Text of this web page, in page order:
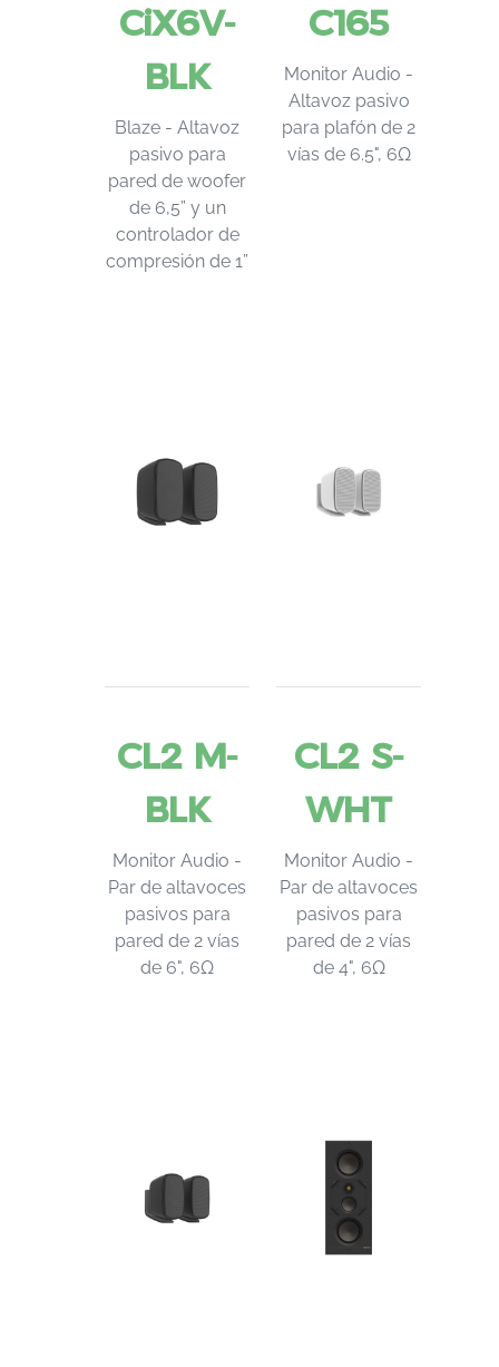
CiX6V-
BLK
Blaze - Altavoz
pasivo para
pared de woofer
de 6,5” y un
controlador de
compresión de 1”
C165
Monitor Audio -
Altavoz pasivo
para plafón de 2
vías de 6.5", 6Ω
CL2 M-
BLK
Monitor Audio -
Par de altavoces
pasivos para
pared de 2 vías
de 6", 6Ω
CL2 S-
WHT
Monitor Audio -
Par de altavoces
pasivos para
pared de 2 vías
de 4", 6Ω